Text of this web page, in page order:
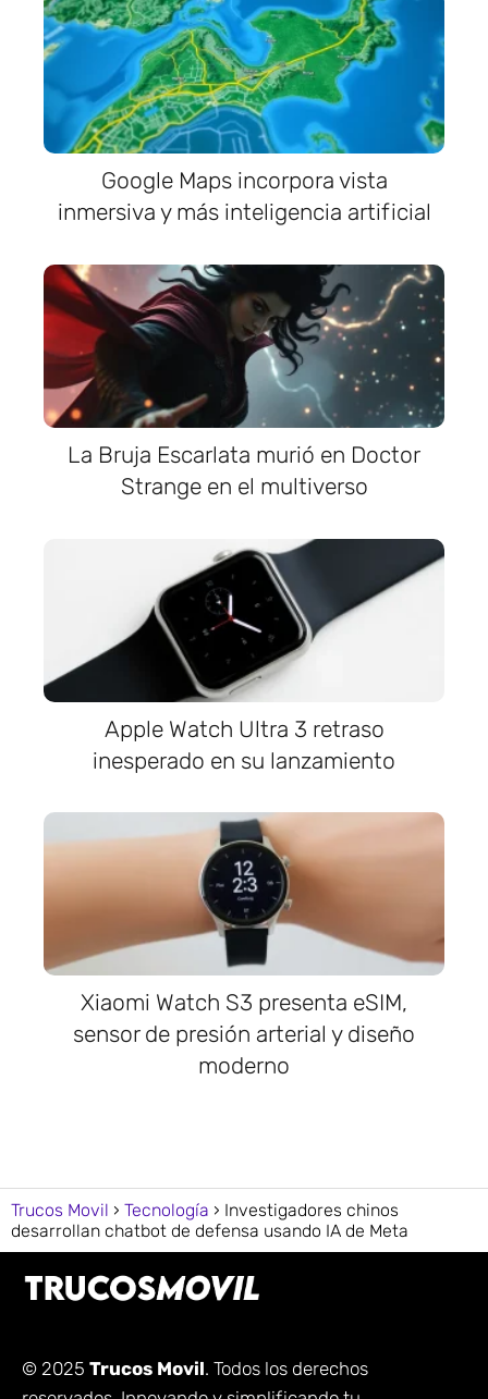
Google Maps incorpora vista
inmersiva y más inteligencia artificial
La Bruja Escarlata murió en Doctor
Strange en el multiverso
Apple Watch Ultra 3 retraso
inesperado en su lanzamiento
Xiaomi Watch S3 presenta eSIM,
sensor de presión arterial y diseño
moderno
Trucos Movil Tecnología
Investigadores chinos
desarrollan chatbot de defensa usando IA de Meta
© 2025 Trucos Movil. Todos los derechos